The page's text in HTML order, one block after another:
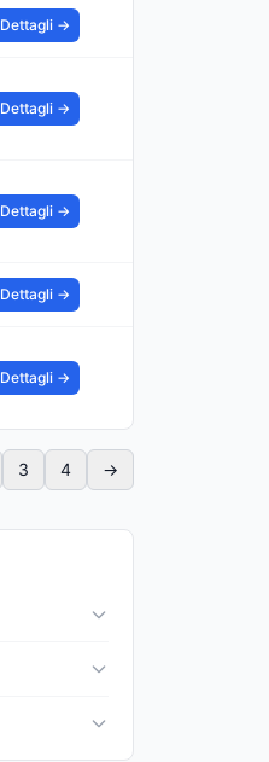
Dettagli →
Dettagli →
Dettagli →
Dettagli →
Dettagli →
3 4 →